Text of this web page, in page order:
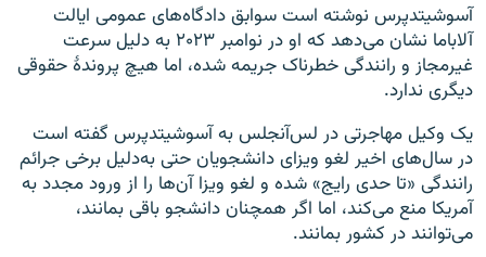
آسوشیتدپرس نوشته است سوابق دادگاه‌های عمومی ایالت
آلاباما نشان می‌دهد که او در نوامبر ۲۰۲۳ به دلیل سرعت
غیرمجاز و رانندگی خطرناک جریمه شده، اما هیچ پروندهٔ حقوقی
دیگری ندارد.
یک وکیل مهاجرتی در لس‌آنجلس به آسوشیتدپرس گفته است
در سال‌های اخیر لغو ویزای دانشجویان حتی به‌دلیل برخی جرائم
رانندگی «تا حدی رایج» شده و لغو ویزا آن‌ها را از ورود مجدد به
آمریکا منع می‌کند، اما اگر همچنان دانشجو باقی بمانند،
می‌توانند در کشور بمانند.